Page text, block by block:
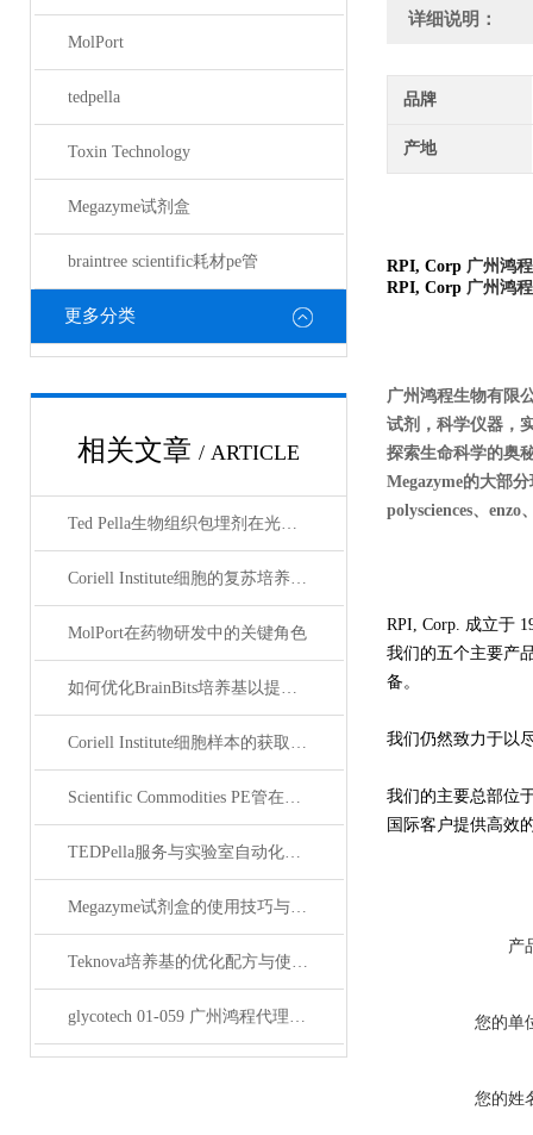
MolPort
tedpella
Toxin Technology
Megazyme试剂盒
braintree scientific耗材pe管
更多分类
相关文章 / ARTICLE
Ted Pella生物组织包埋剂在光镜与电镜联用技术中的应用
Coriell Institute细胞的复苏培养与质量控制规范
MolPort在药物研发中的关键角色
如何优化BrainBits培养基以提高实验效果？
Coriell Institute细胞样本的获取与应用指南
Scientific Commodities PE管在环保实验中的作用
TEDPella服务与实验室自动化设备的整合
Megazyme试剂盒的使用技巧与实验优化方法
Teknova培养基的优化配方与使用技巧
glycotech 01-059 广州鸿程代理：开启糖生物学研究新征程
详细说明：
品牌
产地
RPI, Corp 广州鸿
RPI, Corp 广州鸿
广州鸿程生物有限
试剂，科学仪器，
探索生命科学的奥
Megazyme的大部
polysciences、enzo
RPI, Corp. 成立于
我们的五个主要产
备。
我们仍然致力于以
我们的主要总部位
国际客户提供高效
产
您的单
您的姓